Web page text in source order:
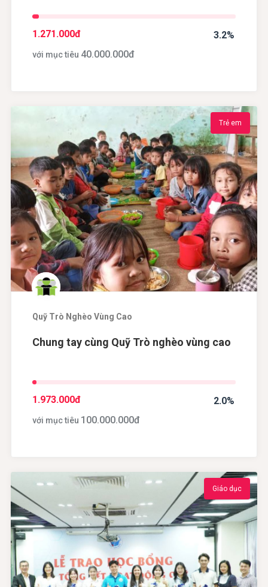
3.2%
1.271.000đ
với mục tiêu 40.000.000đ
Trẻ em
Quỹ Trò Nghèo Vùng Cao
Chung tay cùng Quỹ Trò nghèo vùng cao
2.0%
1.973.000đ
với mục tiêu 100.000.000đ
Giáo dục